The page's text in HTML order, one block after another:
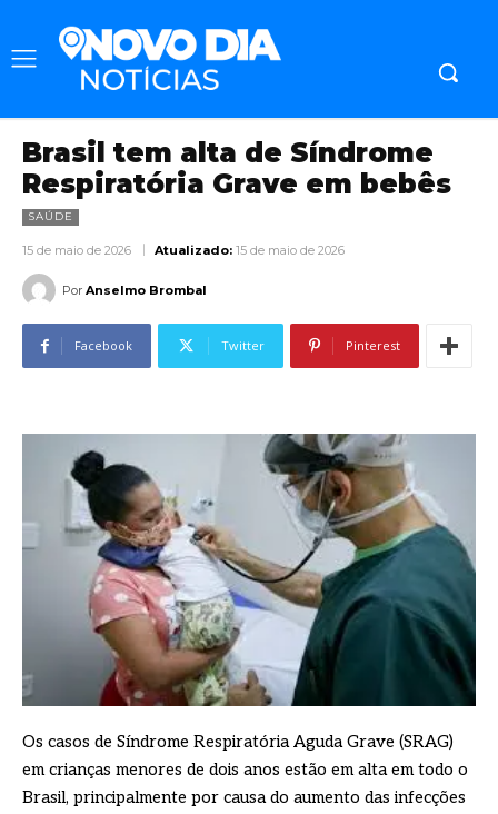
Brasil tem alta de Síndrome
Respiratória Grave em bebês
SAÚDE
15 de maio de 2026 Atualizado: 15 de maio de 2026
Por Anselmo Brombal
Facebook Twitter Pinterest
Os casos de Síndrome Respiratória Aguda Grave (SRAG)
em crianças menores de dois anos estão em alta em todo o
Brasil, principalmente por causa do aumento das infecções